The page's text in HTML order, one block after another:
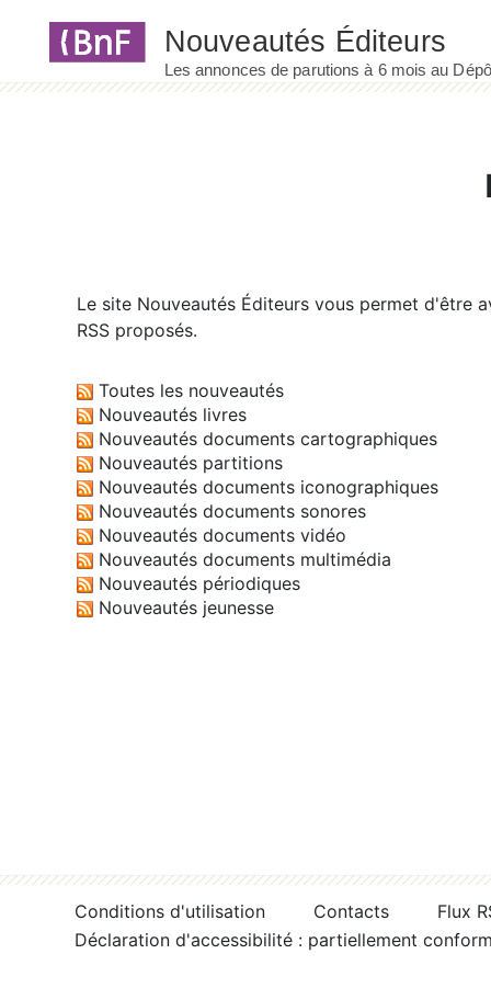
Le site Nouveautés Éditeurs vous permet d'être
RSS proposés.
Toutes les nouveautés
Nouveautés livres
Nouveautés documents cartographiques
Nouveautés partitions
Nouveautés documents iconographiques
Nouveautés documents sonores
Nouveautés documents vidéo
Nouveautés documents multimédia
Nouveautés périodiques
Nouveautés jeunesse
Conditions d'utilisation Contacts
Flux
Déclaration d'accessibilité : partiellement